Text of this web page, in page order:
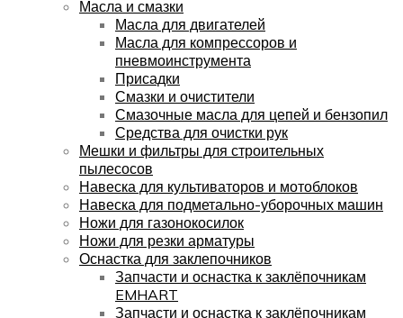
Масла и смазки
Масла для двигателей
Масла для компрессоров и
пневмоинструмента
Присадки
Смазки и очистители
Смазочные масла для цепей и бензопил
Средства для очистки рук
Мешки и фильтры для строительных
пылесосов
Навеска для культиваторов и мотоблоков
Навеска для подметально-уборочных машин
Ножи для газонокосилок
Ножи для резки арматуры
Оснастка для заклепочников
Запчасти и оснастка к заклёпочникам
EMHART
Запчасти и оснастка к заклёпочникам